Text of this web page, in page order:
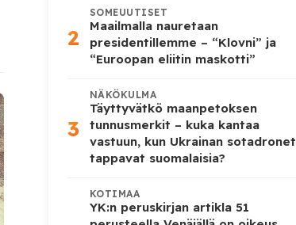
2
SOMEUUTISET
Maailmalla nauretaan
presidentillemme – “Klovni” ja
“Euroopan eliitin maskotti”
3
NÄKÖKULMA
Täyttyvätkö maanpetoksen
tunnusmerkit – kuka kantaa
vastuun, kun Ukrainan sotadronet
tappavat suomalaisia?
KOTIMAA
YK:n peruskirjan artikla 51